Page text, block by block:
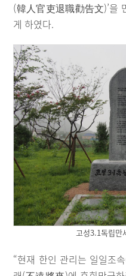
(韓人官吏退職勸告文)’을
게 하였다.
고성3.1독립만
“현재 한인 관리는 일일조